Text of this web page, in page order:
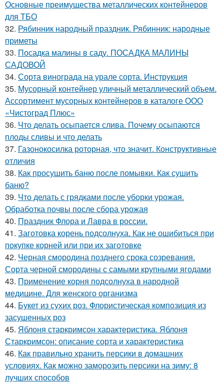
Основные преимущества металлических контейнеров
для ТБО
32. Рябинник народный праздник. Рябинник: народные
приметы
33. Посадка малины в саду. ПОСАДКА МАЛИНЫ
САДОВОЙ
34. Сорта винограда на урале сорта. Инструкция
35. Мусорный контейнер уличный металлический объем.
Ассортимент мусорных контейнеров в каталоге ООО
«Чистоград Плюс»
36. Что делать осыпается слива. Почему осыпаются
плоды сливы и что делать
37. Газонокосилка роторная, что значит. Конструктивные
отличия
38. Как просушить баню после помывки. Как сушить
баню?
39. Что делать с грядками после уборки урожая.
Обработка почвы после сбора урожая
40. Праздник Флора и Лавра в россии.
41. Заготовка корень подсолнуха. Как не ошибиться при
покупке корней или при их заготовке
42. Черная смородина позднего срока созревания.
Сорта черной смородины с самыми крупными ягодами
43. Применение корня подсолнуха в народной
медицине. Для женского организма
44. Букет из сухих роз. Флористическая композиция из
засушенных роз
45. Яблоня старкримсон характеристика. Яблоня
Старкримсон: описание сорта и характеристика
46. Как правильно хранить персики в домашних
условиях. Как можно заморозить персики на зиму: 8
лучших способов